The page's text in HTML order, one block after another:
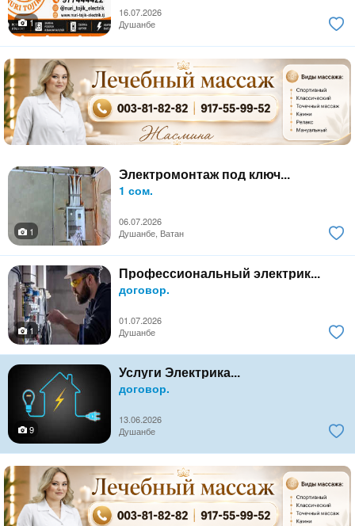
16.07.2026
1
Душанбе
Электромонтаж под ключ...
1 сом.
06.07.2026
1
Душанбе, Ватан
Профессиональный электрик...
договор.
01.07.2026
1
Душанбе
Услуги Электрика...
договор.
13.06.2026
9
Душанбе